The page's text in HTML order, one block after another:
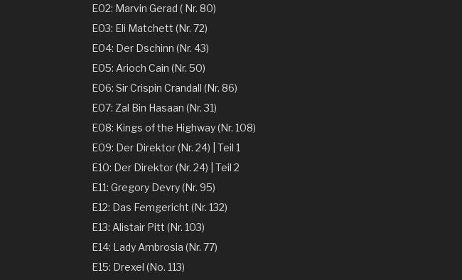
E02: Marvin Gerad ( Nr. 80)
E03: Eli Matchett (Nr. 72)
E04: Der Dschinn (Nr. 43)
E05: Arioch Cain (Nr. 50)
E06: Sir Crispin Crandall (Nr. 86)
E07: Zal Bin Hasaan (Nr. 31)
E08: Kings of the Highway (Nr. 108)
E09: Der Direktor (Nr. 24) | Teil 1
E10: Der Direktor (Nr. 24) | Teil 2
E11: Gregory Devry (Nr. 95)
E12: Das Femgericht (Nr. 132)
E13: Alistair Pitt (Nr. 103)
E14: Lady Ambrosia (Nr. 77)
E15: Drexel (No. 113)